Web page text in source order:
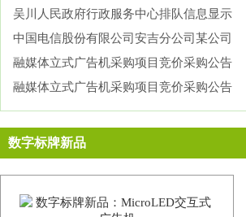
吴川人民政府行政服务中心排队信息显示
中国电信股份有限公司安吉分公司某公司
融媒体立式广告机采购项目竞价采购公告
融媒体立式广告机采购项目竞价采购公告
数字标牌新品